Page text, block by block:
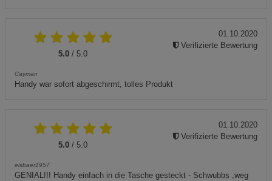
5.0 / 5.0
Cayman
Handy war sofort abgeschirmt, tolles Produkt
01.10.2020
Verifizierte Bewertung
5.0 / 5.0
eisbaer1957
GENIAL!!! Handy einfach in die Tasche gesteckt - Schwubbs ,weg
01.10.2020
Verifizierte Bewertung